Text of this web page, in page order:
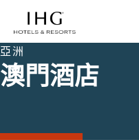
亞洲
澳門酒店